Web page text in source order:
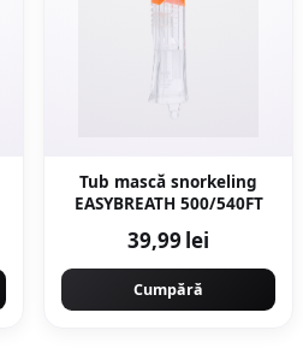
Tub mască snorkeling
EASYBREATH 500/540FT
39,99 lei
Cumpără